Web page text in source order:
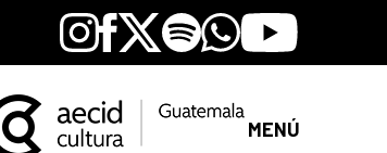
Instagram
Facebook
X SpotifyWhatsapp
Youtube
MENÚ